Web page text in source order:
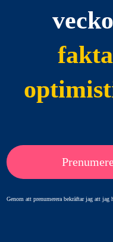
Genom att prenumerera bekräftar jag att jag